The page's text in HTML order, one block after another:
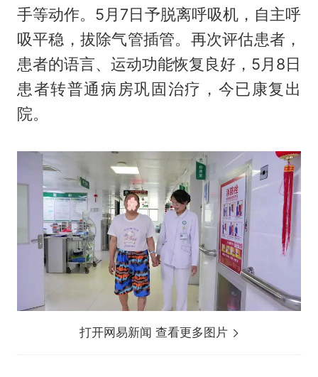
手等动作。5月7日予脱离呼吸机，自主呼
吸平稳，拔除气管插管。再次评估患者，
患者的语言、运动功能恢复良好，5月8日
患者转普通病房巩固治疗，今已康复出
院。
打开网易新闻 查看更多图片